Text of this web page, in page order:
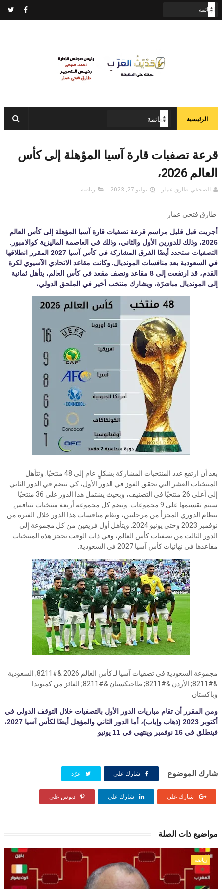
الرئيسية
قرعة تصفيات قارة آسيا المؤهلة إلى كأس
العالم 2026،
الصحفي طارق عمار يوليو 27, 2023 رياضة
طارق فتحى عمار
أجريت قبل قليل مراسم قرعة تصفيات قارة آسيا المؤهلة إلى كأس العالم
2026، وذلك للدورين الأول والثاني، وذلك في العاصمة الماليزية كوالامبور.
التصفيات ستحدد أيضًا الفرق المشاركة في كأس آسيا 2027 المقرر انطلاقها
في السعودية بعد منافسات المونديال. وكانت مقاعد الاتحادي الآسيوي لكرة
القدم، قد ارتفعت إلى 8 مقاعد ونصف مقعد في كأس العالم، يتأهل ثمانية
إلى المونديال مباشرًة، ويشارك منتخب أخير في الملحق الدولي،
بعد أن ارتفع عدد المنتخبات المشاركة بشكلٍ عام إلى 48 منتخبًا. وتتأهل
المنتخبات العشر التي تحقق الفوز في الدور الأول، كي تنضم في الدور الثاني
إلى أعلى 26 منتخبًا في التصنيف، وبحيث يشتمل هذا الدور على 36 منتخبًا
سيتم تقسيمها على 9 مجموعات. وتضم كل مجموعة أربعة منتخبات تتنافس
بنظام الدوري المجزأ من مرحلتين، وتقام منافسات هذا الدور خلال الفترة من
نوفمبر 2023 وحتى يونيو 2024. ويتأهل أول فريقين من كل مجموعة إلى
الدور الثالث من تصفيات كأس العالم، وفي ذات الوقت تحجز هذه المنتخبات
مقاعدها في نهائيات كأس آسيا 2027 في السعودية.
مجموعة السعودية في تصفيات آسيا لـ كأس العالم 2026 &#8211; السعودية
&#8211; الأردن &#8211; طاجيكستان &#8211; الفائز من كمبويدا
وباكستان
ومن المقرر أن تقام مباريات الدور الأول بالتصفيات خلال التوقف الدولي في
أكتوبر 2023 (ذهاب وإياب)، أما الدور الثاني والمؤهل أيضًا لكأس آسيا 2027،
فينطلق في 16 نوفمبر وينتهي في 11 يونيو
شارك الموضوع شارك على غرّد
شارك على شارك على دبوس على
مواضيع ذات الصلة
رياضة